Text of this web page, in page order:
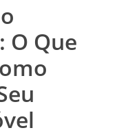
O Que